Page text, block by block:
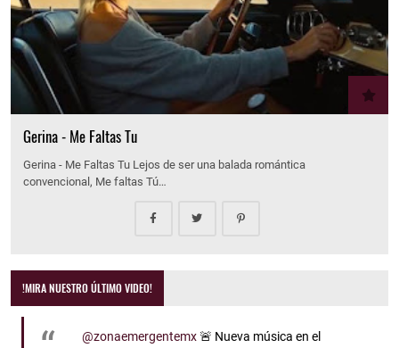
Gerina - Me Faltas Tu
Gerina - Me Faltas Tu Lejos de ser una balada romántica
convencional, Me faltas Tú…
!MIRA NUESTRO ÚLTIMO VIDEO!
@zonaemergentemx🚨 Nueva música en el